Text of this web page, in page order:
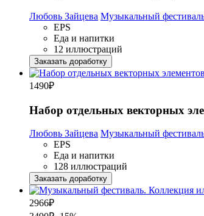
Любовь Зайцева Музыкальный
EPS
Еда и напитки
12 иллюстраций
Заказать доработку
1490₽
Набор отдельных векторных
Любовь Зайцева Музыкальный
EPS
Еда и напитки
128 иллюстраций
Заказать доработку
2966₽